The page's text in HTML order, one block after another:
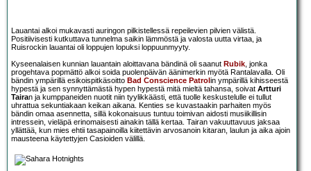
Lauantai alkoi mukavasti auringon pilkistellessä repeilevien pilvien välistä.
Positiivisesti kutkuttava tunnelma saikin lämmöstä ja valosta uutta virtaa, ja
Ruisrockin lauantai oli loppujen lopuksi loppuunmyyty.
Kyseenalaisen kunnian lauantain aloittavana bändinä oli saanut Rubik, jonka
progehtava popmättö alkoi soida puolenpäivän äänimerkin myötä Rantalavalla. Oli
bändin ympärillä esikoispitkäsoitto Bad Conscience Patrol in ympärillä kihisseestä
hypestä ja sen synnyttämästä hypen hypestä mitä mieltä tahansa, soivat Artturi
Tairan ja kumppaneiden nuotit niin tyylikkäästi, että tuolle keskustelulle ei tullut
uhrattua sekuntiakaan keikan aikana. Kenties se kuvastaakin parhaiten myös
bändin omaa asennetta, sillä kokonaisuus tuntuu toimivan aidosti musiikillisin
intressein, vieläpä erinomaisesti ainakin tällä kertaa. Tairan vakuuttavuus jaksaa
yllättää, kun mies ehtii tasapainoilla kiitettävin arvosanoin kitaran, laulun ja aika ajoin
mausteena käytettyjen Casioiden välillä.